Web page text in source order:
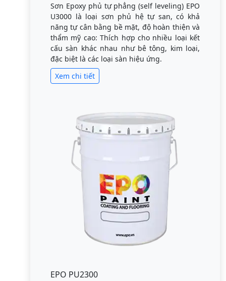
Sơn Epoxy phủ tự phẳng (self leveling) EPO
U3000 là loại sơn phủ hệ tự san, có khả
năng tự cân bằng bề mặt, độ hoàn thiện và
thẩm mỹ cao: Thích hợp cho nhiều loại kết
cấu sàn khác nhau như bê tông, kim loại,
đặc biệt là các loại sàn hiệu ứng.
Xem chi tiết
EPO PU2300